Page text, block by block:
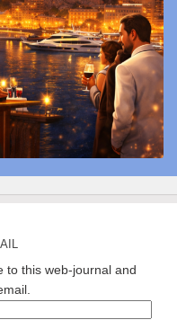
to this web-journal and